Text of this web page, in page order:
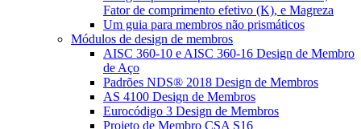
Fator de comprimento efetivo (K), e Magreza
Um guia para membros não prismáticos
Módulos de design de membros
AISC 360-10 e AISC 360-16 Design de Membro
de Aço
Padrões NDS® 2018 Design de Membros
AS 4100 Design de Membros
Eurocódigo 3 Design de Membros
Projeto de Membro CSA S16